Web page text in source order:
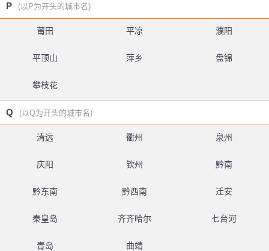
P (以P为开头的城市名)
莆田 平凉 濮阳
平顶山 萍乡 盘锦
攀枝花
Q (以Q为开头的城市名)
清远 衢州 泉州
庆阳 钦州 黔南
黔东南 黔西南 迁安
秦皇岛 齐齐哈尔 七台河
青岛 曲靖